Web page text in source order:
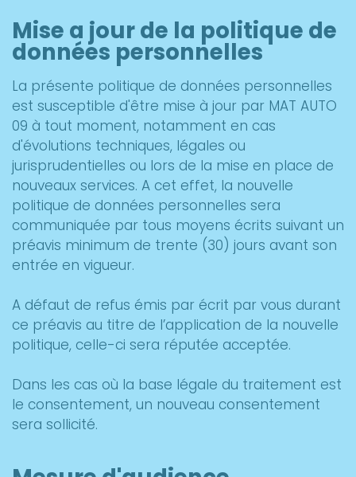
Mise a jour de la politique de
données personnelles
La présente politique de données personnelles
est susceptible d'être mise à jour par MAT AUTO
09 à tout moment, notamment en cas
d'évolutions techniques, légales ou
jurisprudentielles ou lors de la mise en place de
nouveaux services. A cet effet, la nouvelle
politique de données personnelles sera
communiquée par tous moyens écrits suivant un
préavis minimum de trente (30) jours avant son
entrée en vigueur.
A défaut de refus émis par écrit par vous durant
ce préavis au titre de l’application de la nouvelle
politique, celle-ci sera réputée acceptée.
Dans les cas où la base légale du traitement est
le consentement, un nouveau consentement
sera sollicité.